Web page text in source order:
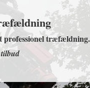
professionel træfældning.